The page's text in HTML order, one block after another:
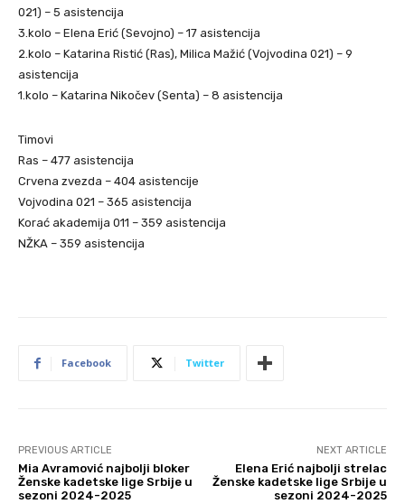
021) – 5 asistencija
3.kolo – Elena Erić (Sevojno) – 17 asistencija
2.kolo – Katarina Ristić (Ras), Milica Mažić (Vojvodina 021) – 9
asistencija
1.kolo – Katarina Nikočev (Senta) – 8 asistencija
Timovi
Ras – 477 asistencija
Crvena zvezda – 404 asistencije
Vojvodina 021 – 365 asistencija
Korać akademija 011 – 359 asistencija
NŽKA – 359 asistencija
Facebook Twitter
PREVIOUS ARTICLE
Mia Avramović najbolji bloker
Ženske kadetske lige Srbije u
sezoni 2024-2025
NEXT ARTICLE
Elena Erić najbolji strelac
Ženske kadetske lige Srbije u
sezoni 2024-2025